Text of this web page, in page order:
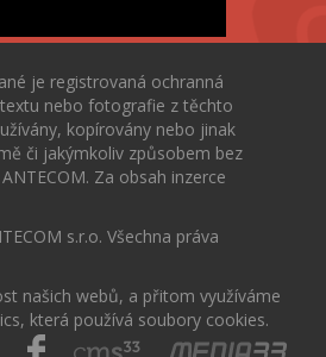
je registrovaná ochranná
nebo fotografie z těchto
kopírovány nebo jinak
či jakýmkoliv způsobem bez
Za obsah inzerce
s.r.o. Všechna práva
našich webů, a přitom využíváme
která používá soubory cookies.